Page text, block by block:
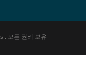
. 모든 권리 보유